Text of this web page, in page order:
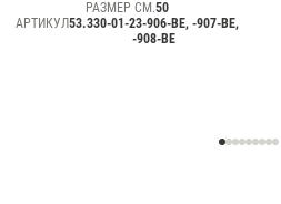
РАЗМЕР СМ.50
АРТИКУЛ53.330-01-23-906-BE, -907-BE,
-908-BE